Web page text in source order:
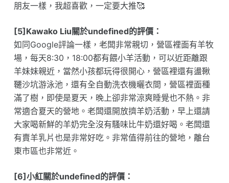
朋友一樣，我超喜歡，一定要大推🥰
[5]Kawako Liu關於undefined的評價：
如同Google評論一樣，老闆非常親切，營區裡面有羊牧
場，每天8:30，18:00都有餵小羊活動，可以近距離跟
羊妹妹親近，當然小孩都玩得很開心，營區裡還有盪鞦
韆沙坑游泳池，還有全自動洗衣機曬衣間，營區裡面種
滿了樹，即使是夏天，晚上卻非常涼爽睡覺也不熱。非
常適合夏天的營地。老闆還開放擠羊奶活動，早上還請
大家喝新鮮的羊奶完全沒有騷味比牛奶還好喝。老闆還
有賣羊乳片也是非常好吃。非常值得前往的營地，離台
東市區也非常近。
[6]小紅關於undefined的評價：